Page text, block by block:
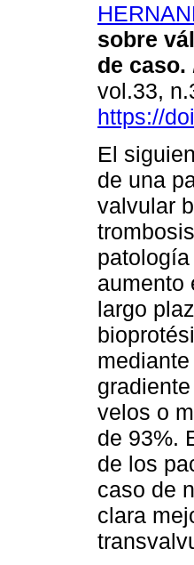
sobre
de caso.
vol.33,
https://
El
de una
valvular
aumento
largo
velos o
de 93%.
de los
caso de
clara